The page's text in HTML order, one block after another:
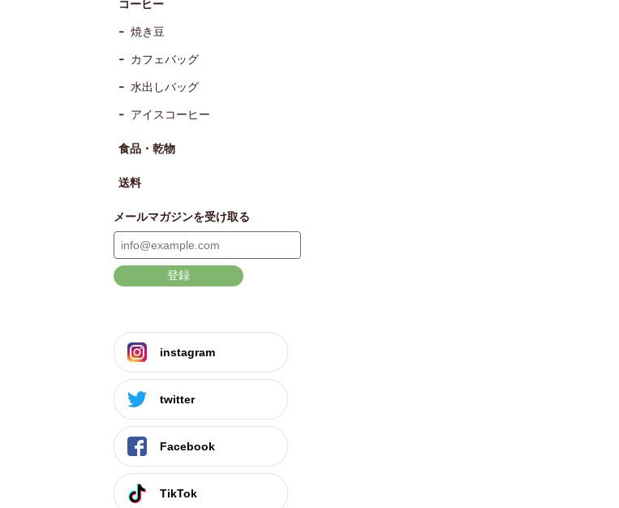
コーヒー
焼き豆
カフェバッグ
水出しバッグ
アイスコーヒー
食品・乾物
送料
メールマガジンを受け取る
登録
instagram
twitter
Facebook
TikTok